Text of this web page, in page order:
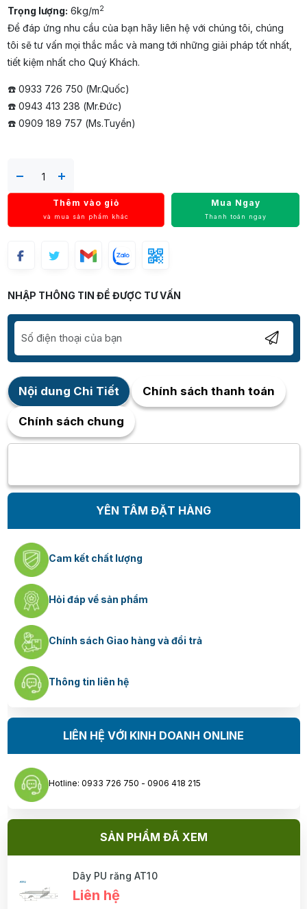
Trọng lượng: 6kg/m2
Để đáp ứng nhu cầu của bạn hãy liên hệ với chúng tôi, chúng
tôi sẽ tư vấn mọi thắc mắc và mang tới những giải pháp tốt nhất,
tiết kiệm nhất cho Quý Khách.
☎️ 0933 726 750 (Mr.Quốc)
☎️ 0943 413 238 (Mr.Đức)
☎️ 0909 189 757 (Ms.Tuyền)
Thêm vào giỏ
và mua sản phẩm khác
Mua Ngay
Thanh toán ngay
NHẬP THÔNG TIN ĐỂ ĐƯỢC TƯ VẤN
Nội dung Chi Tiết Chính sách thanh toán
Chính sách chung
YÊN TÂM ĐẶT HÀNG
Cam kết chất lượng
Hỏi đáp về sản phẩm
Chính sách Giao hàng và đổi trả
Thông tin liên hệ
LIÊN HỆ VỚI KINH DOANH ONLINE
Hotline: 0933 726 750 - 0906 418 215
SẢN PHẨM ĐÃ XEM
Dây PU răng AT10
Liên hệ